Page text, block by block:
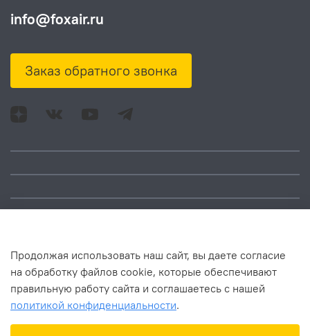
В корзину
Адрес: Москва, ул.
info@foxair.ru
Заказ обратного звонка
Продолжая использовать наш сайт, вы даете согласие
на обработку файлов cookie, которые обеспечивают
правильную работу сайта и соглашаетесь с нашей
политикой конфиденциальности.